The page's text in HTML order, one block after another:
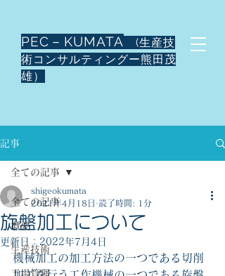
PEC－KUMATA
(生産技
術コンサルティングー熊田茂
雄）
記事
全ての記事
概要
生産技術
工場管理
全ての記事
旋盤加工について
shigeokumata
2021年4月18日
読了時間: 1分
更新日： 2022年7月4日
機械加工の加工方法の一つである切削